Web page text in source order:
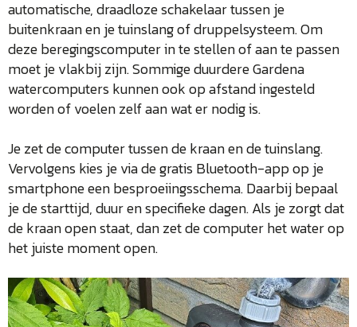
automatische, draadloze schakelaar tussen je
buitenkraan en je tuinslang of druppelsysteem. Om
deze beregingscomputer in te stellen of aan te passen
moet je vlakbij zijn. Sommige duurdere Gardena
watercomputers kunnen ook op afstand ingesteld
worden of voelen zelf aan wat er nodig is.
Je zet de computer tussen de kraan en de tuinslang.
Vervolgens kies je via de gratis Bluetooth-app op je
smartphone een besproeiingsschema. Daarbij bepaal
je de starttijd, duur en specifieke dagen. Als je zorgt dat
de kraan open staat, dan zet de computer het water op
het juiste moment open.